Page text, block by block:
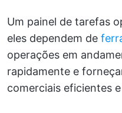
Um painel de tarefas
eles dependem de
operações em
rapidamente e
comerciais eficientes